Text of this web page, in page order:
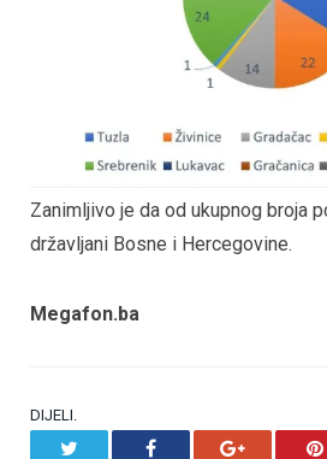
Zanimljivo je da od ukupnog broja
državljani Bosne i Hercegovine.
Megafon.ba
DIJELI.
Facebook Google+